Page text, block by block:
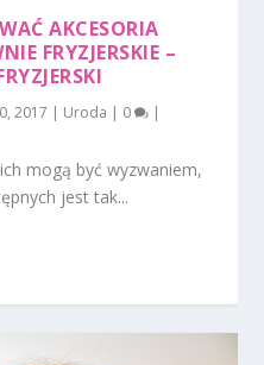
AKCESORIA
FRYZJERSKIE –
2017 | Uroda | 0 |
mogą być wyzwaniem,
jest tak...